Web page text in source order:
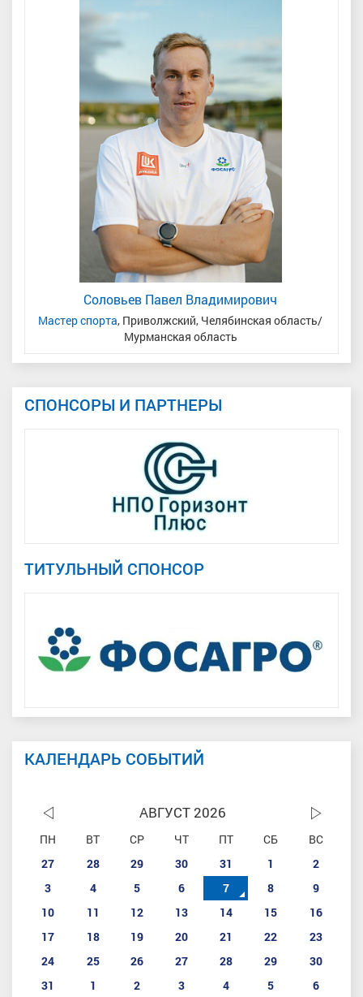
Соловьев Павел Владимирович
Мастер спорта, Приволжский, Челябинская область/
Мурманская область
СПОНСОРЫ И ПАРТНЕРЫ
ТИТУЛЬНЫЙ СПОНСОР
КАЛЕНДАРЬ СОБЫТИЙ
АВГУСТ 2026
ПН ВТ СР ЧТ ПТ СБ
ВС
27
28 29 30 31 1
2
3
4 5 6 7 8
9
10
11 12 13 14 15
16
17
18 19 20 21 22
23
24
25 26 27 28 29
30
31
1 2 3 4 5 6